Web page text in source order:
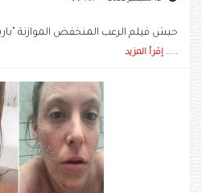
حبسَ فيلم الرعب المنخفض الموازنة
..... إقرأ المزيد